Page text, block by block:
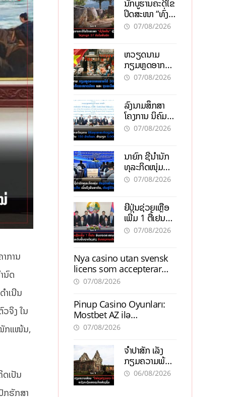
ການ
ນົດ
ເນີນ
ຈິງ ໃນ
ໜັກແໜ້ນ,
ເປັນ
ກຮັກສາ
ສົງຄາມ, El
nino
ນັກບູຮານຄະດີໄຂ
ປິດສະໜາ “ທົ່ງ
ໄຫຫີນ” ຫຼັງພົບ
07/08/2026
ຫວຽດນາມ
ກຽມຫຼຸດອາກອນ
ລາຍໄດ້ 30%
ແລະ ຈຸນລະ
ວິສາຫະກິດ
07/08/2026
ລົງນາມສຶກສາ
ໂຄງການ ນິຄົມ
ອຸດສາຫະກຳ
150 ລ້ານໂດລາ,
ສ້າງວຽກ 5.000
ຕຳແໜ່ງ
07/08/2026
ນາຍົກ ຊີ້ນຳນັກ
ທຸລະກິດໜຸ່ມ
ຕ້ອງນຳໜ້າແກ້
ສາກົນ, ຫັນສູ່ດິຈິ
ຕອນ
07/08/2026
ຍີ່ປຸ່ນຊ່ວຍເຫຼືອ
ເພີ່ມ 1 ຕື້ເຢນ
ອັບເກຣດ
ເຕີບໂຕ
07/08/2026
Nya casino utan svensk
licens som accepterar
Swish: En jämförelse
07/08/2026
Pinup Casino Oyunları:
Mostbet AZ ilə
Müqayisədə Nə Təqdim
07/08/2026
ຈຳປາສັກ ເລັ່ງ
ກຽມຄວາມພ້ອມ
“ປີທ່ອງທ່ຽວ
06/08/2026